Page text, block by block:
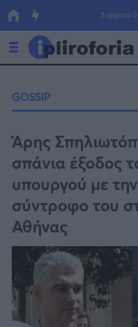
Σάββατο
Οικονομία
Πολιτική
Τράπεζες
Επιδοτήσεις
ΕΣΠΑ
Κόσμος
Lifestyle
Αθλητικά
Υγεία
Γυναίκα
Καιρός
GOSSIP
Άρης
σπάνια έξοδος
υπουργού με
σύντροφο του
Αθήνας